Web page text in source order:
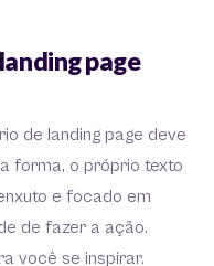
page
de landing page deve
forma, o próprio texto
e focado em
de fazer a ação.
você se inspirar.